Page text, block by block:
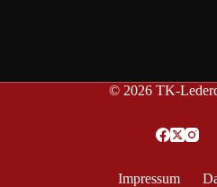
© 2026 TK-
Impressum